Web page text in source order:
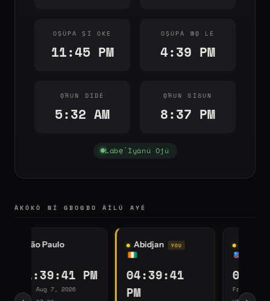
OṢÙPÁ ṢÍ OKE
11:45 PM
OṢÙPÁ WỌ LÉ
4:39 PM
Ọ̀RUN DÍDÉ
5:32 AM
Ọ̀RUN SÍSUN
8:37 PM
Lábẹ́ Ìyànú Ojú
ÀKÓKÒ NÍ GBOGBO ÀÌLÚ AYÉ
Kinshasa
05:39:41 PM
Fri, Aug 7, 2026
Johannesburg
06:39:41 PM